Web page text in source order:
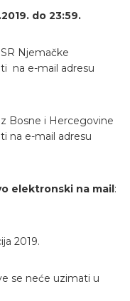
do 23:59.
Njemačke
na e-mail adresu
iz Bosne i Hercegovine
na e-mail adresu
elektronski na mail:
2019.
se neće uzimati u